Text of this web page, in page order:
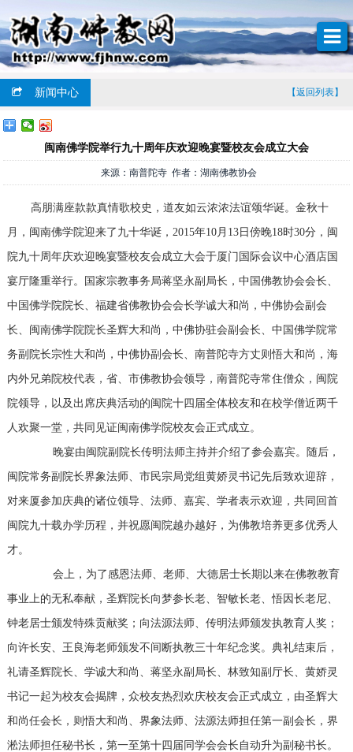
新闻中心 【返回列表】
闽南佛学院举行九十周年庆欢迎晚宴暨校友会成立大会
来源：南普陀寺 作者：湖南佛教协会
高朋满座款款真情歌校史，道友如云浓浓法谊颂华诞。金秋十
月，闽南佛学院迎来了九十华诞，2015年10月13日傍晚18时30分，闽
院九十周年庆欢迎晚宴暨校友会成立大会于厦门国际会议中心酒店国
宴厅隆重举行。国家宗教事务局蒋坚永副局长，中国佛教协会会长、
中国佛学院院长、福建省佛教协会会长学诚大和尚，中佛协会副会
长、闽南佛学院院长圣辉大和尚，中佛协驻会副会长、中国佛学院常
务副院长宗性大和尚，中佛协副会长、南普陀寺方丈则悟大和尚，海
内外兄弟院校代表，省、市佛教协会领导，南普陀寺常住僧众，闽院
院领导，以及出席庆典活动的闽院十四届全体校友和在校学僧近两千
人欢聚一堂，共同见证闽南佛学院校友会正式成立。
晚宴由闽院副院长传明法师主持并介绍了参会嘉宾。随后，
闽院常务副院长界象法师、市民宗局党组黄娇灵书记先后致欢迎辞，
对来厦参加庆典的诸位领导、法师、嘉宾、学者表示欢迎，共同回首
闽院九十载办学历程，并祝愿闽院越办越好，为佛教培养更多优秀人
才。
会上，为了感恩法师、老师、大德居士长期以来在佛教教育
事业上的无私奉献，圣辉院长向梦参长老、智敏长老、悟因长老尼、
钟老居士颁发特殊贡献奖；向法源法师、传明法师颁发执教育人奖；
向许长安、王良海老师颁发不间断执教三十年纪念奖。典礼结束后，
礼请圣辉院长、学诚大和尚、蒋坚永副局长、林致知副厅长、黄娇灵
书记一起为校友会揭牌，众校友热烈欢庆校友会正式成立，由圣辉大
和尚任会长，则悟大和尚、界象法师、法源法师担任第一副会长，界
淞法师担任秘书长，第一至第十四届同学会会长自动升为副秘书长。